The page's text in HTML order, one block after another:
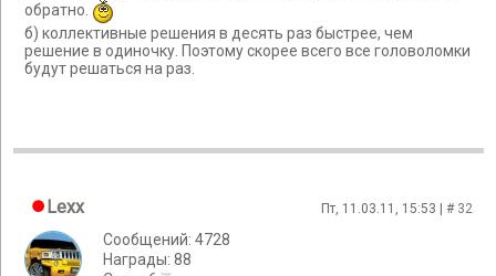
обратно.
б) коллективные решения в десять раз быстрее, чем
решение в одиночку. Поэтому скорее всего все головоломки
будут решаться на раз.
Lexx Пт, 11.03.11, 15:53 | # 32
Сообщений: 4728
Награды: 88